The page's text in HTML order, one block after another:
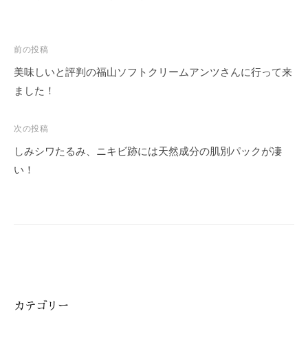
投
稿
ナ
ゲ
ー
シ
前の投稿
美味しいと評判の福山ソフトクリームアンツさんに行って来
ました！
次の投稿
しみシワたるみ、ニキビ跡には天然成分の肌別パックが凄
い！
カテゴリー